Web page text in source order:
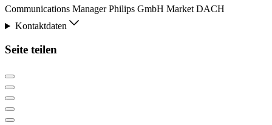
Communications Manager Philips GmbH Market DACH
Kontaktdaten
Seite teilen